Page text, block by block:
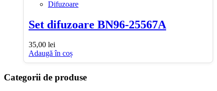
Difuzoare
Set difuzoare BN96-25567A
35,00 lei
Adaugă în coș
Categorii de produse